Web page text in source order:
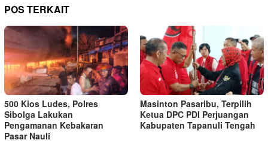
POS TERKAIT
500 Kios Ludes, Polres
Sibolga Lakukan
Pengamanan Kebakaran
Pasar Nauli
Masinton Pasaribu, Terpilih
Ketua DPC PDI Perjuangan
Kabupaten Tapanuli Tengah